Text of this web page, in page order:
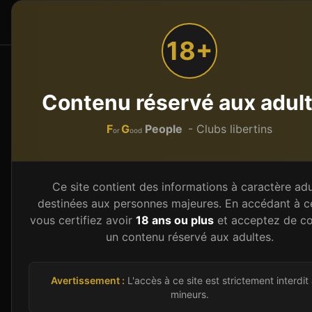
18+
Contenu réservé aux
For Good People - Clubs libertins
Ce site contient des informations à caractère
destinées aux personnes majeures. En accédant à
vous certifiez avoir 18 ans ou plus et acceptez de
un contenu réservé aux adultes.
Avertissement : L'accès à ce site est strictement interdit
mineurs.
LE MANOIR
Route de Metz,57640 ANTILLY- Moselle(57)
Club
Donne ton avis (anonyme, sans inscription)